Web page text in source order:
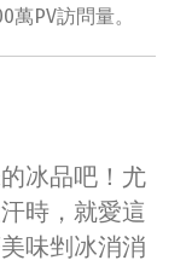
PV訪問量。
冰品吧！尤
時，就愛這
味剉冰消消